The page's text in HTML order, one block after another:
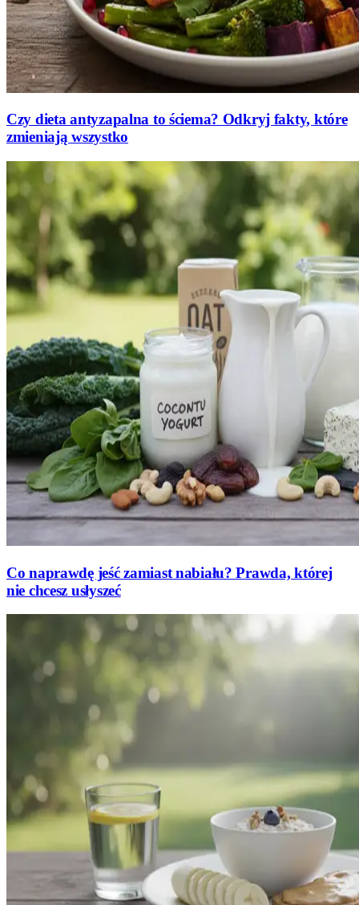
Czy dieta antyzapalna to ściema? Odkryj fakty, które
zmieniają wszystko
Co naprawdę jeść zamiast nabiału? Prawda, której
nie chcesz usłyszeć